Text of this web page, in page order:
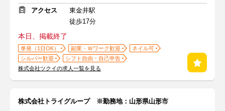
アクセス
東金井駅
徒歩17分
本日、掲載終了
単発（1日OK） 副業・Ｗワーク歓迎
ネイル可
シルバー歓迎
シフト自由・自己申告
株式会社ツクイの求人一覧を見る
株式会社トライグループ ※勤務地：山形県山形市